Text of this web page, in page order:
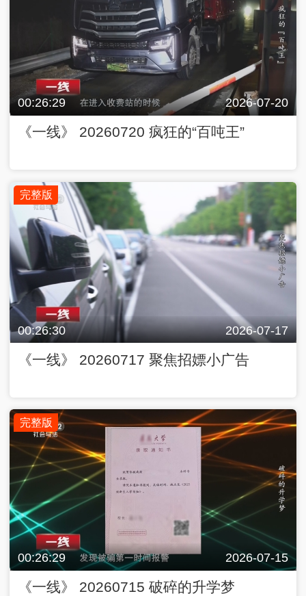
00:26:29 2026-07-20
《一线》 20260720 疯狂的“百吨王”
完整版
00:26:30 2026-07-17
《一线》 20260717 聚焦招嫖小广告
完整版
00:26:29 2026-07-15
《一线》 20260715 破碎的升学梦